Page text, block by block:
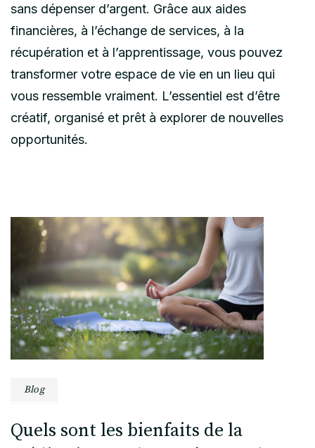
sans dépenser d’argent. Grâce aux aides
financières, à l’échange de services, à la
récupération et à l’apprentissage, vous pouvez
transformer votre espace de vie en un lieu qui
vous ressemble vraiment. L’essentiel est d’être
créatif, organisé et prêt à explorer de nouvelles
opportunités.
Post
Navigation
Blog
Quels sont les bienfaits de la